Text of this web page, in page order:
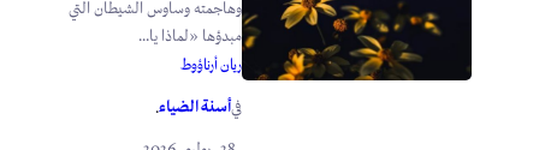
وهاجمته وساوس الشيطان التي
مبدؤها «لماذا يا...
ريان أرناؤوط
فيأسنة الضياء.